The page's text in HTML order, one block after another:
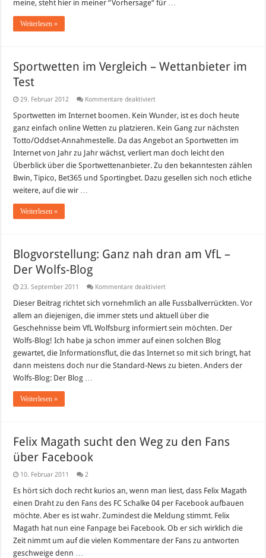
meine, steht hier in meiner “Vorhersage“ für …
Weiterlesen »
Sportwetten im Vergleich – Wettanbieter im
Test
29. Februar 2012 Kommentare deaktiviertfür
im
Vergleich
–
Wettanbieter
im
Test
Sportwetten im Internet boomen. Kein Wunder, ist es doch heute
ganz einfach online Wetten zu platzieren. Kein Gang zur nächsten
Totto/Oddset-Annahmestelle. Da das Angebot an Sportwetten im
Internet von Jahr zu Jahr wächst, verliert man doch leicht den
Überblick über die Sportwettenanbieter. Zu den bekanntesten zählen
Bwin, Tipico, Bet365 und Sportingbet. Dazu gesellen sich noch etliche
weitere, auf die wir …
Weiterlesen »
Blogvorstellung: Ganz nah dran am VfL –
Der Wolfs-Blog
23. September 2011 Kommentare deaktiviertfür
Ganz
dran
am
VfL
–
Wolfs-
Blog
Dieser Beitrag richtet sich vornehmlich an alle Fussballverrückten. Vor
allem an diejenigen, die immer stets und aktuell über die
Geschehnisse beim VfL Wolfsburg informiert sein möchten. Der
Wolfs-Blog! Ich habe ja schon immer auf einen solchen Blog
gewartet, die Informationsflut, die das Internet so mit sich bringt, hat
dann meistens doch nur die Standard-News zu bieten. Anders der
Wolfs-Blog: Der Blog …
Weiterlesen »
Felix Magath sucht den Weg zu den Fans
über Facebook
10. Februar 2011 2
Es hört sich doch recht kurios an, wenn man liest, dass Felix Magath
einen Draht zu den Fans des FC Schalke 04 per Facebook aufbauen
möchte. Aber es ist wahr. Zumindest die Meldung stimmt. Felix
Magath hat nun eine Fanpage bei Facebook. Ob er sich wirklich die
Zeit nimmt um auf die vielen Kommentare der Fans zu antworten
geschweige denn …